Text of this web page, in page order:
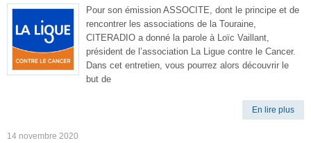
Pour son émission ASSOCITE, dont le principe et de
rencontrer les associations de la Touraine,
CITERADIO a donné la parole à Loïc Vaillant,
président de l’association La Ligue contre le Cancer.
Dans cet entretien, vous pourrez alors découvrir le
but de
En lire plus
14 novembre 2020